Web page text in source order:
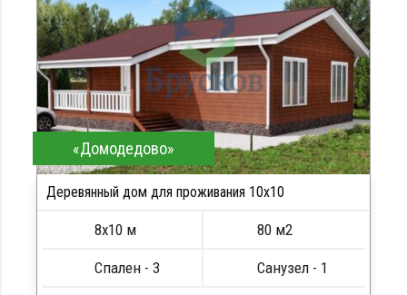
Сборка на березовые нагеля, джут
Металлические сваи 108 диаметр
«Домодедово»
Деревянный дом для проживания 10x10
8х10 м 80 м2
Спален - 3 Санузел - 1